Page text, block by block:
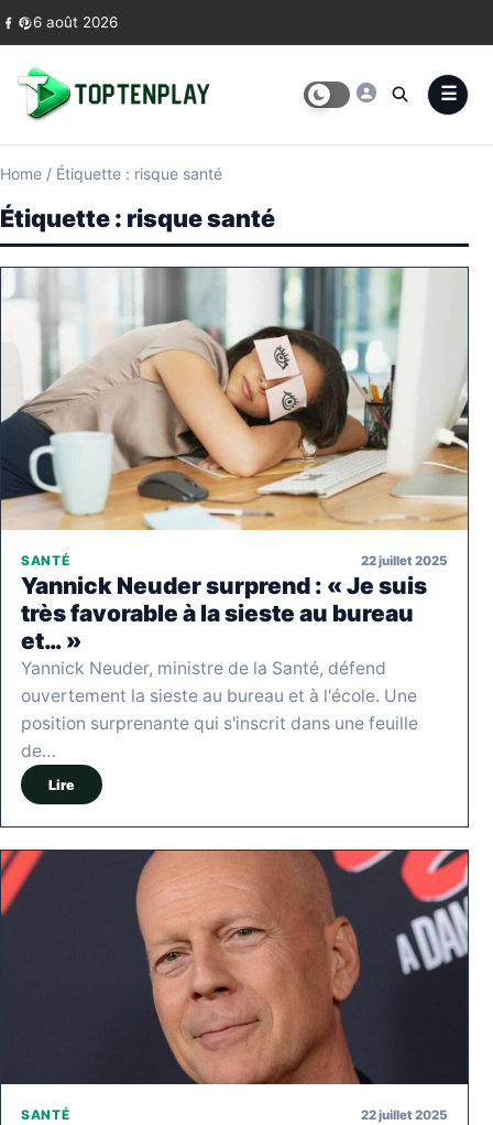
Skip to content
6 août 2026
Home / Étiquette : risque santé
Étiquette : risque santé
SANTÉ 22 juillet 2025
Yannick Neuder surprend : « Je suis
très favorable à la sieste au bureau
et… »
Yannick Neuder, ministre de la Santé, défend
ouvertement la sieste au bureau et à l'école. Une
position surprenante qui s'inscrit dans une feuille
de…
Lire
SANTÉ 22 juillet 2025